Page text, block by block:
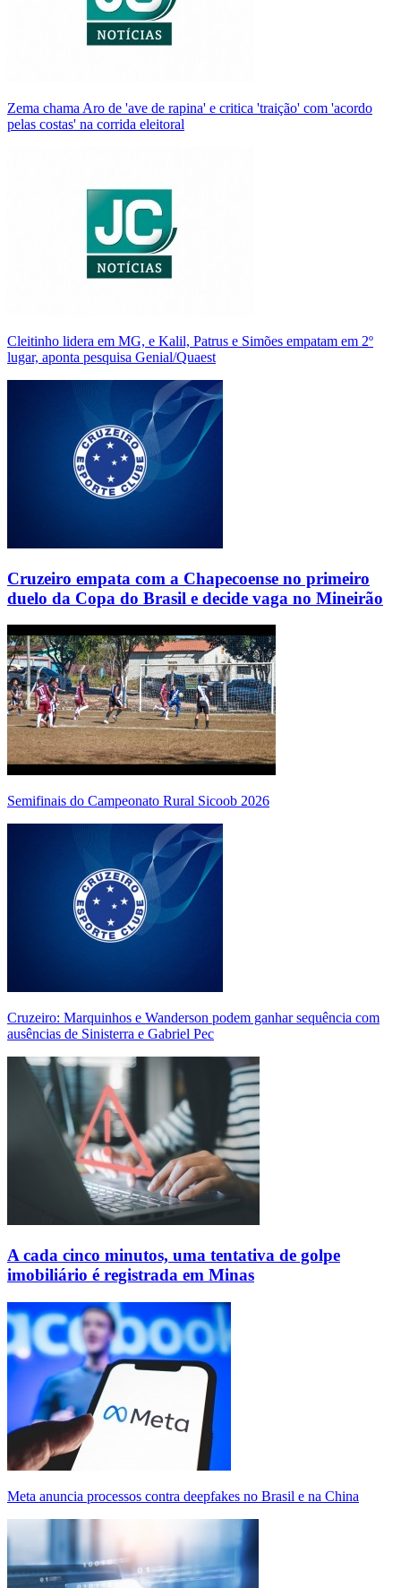
Zema chama Aro de 'ave de rapina' e critica 'traição' com 'acordo
pelas costas' na corrida eleitoral
Cleitinho lidera em MG, e Kalil, Patrus e Simões empatam em 2º
lugar, aponta pesquisa Genial/Quaest
Cruzeiro empata com a Chapecoense no primeiro
duelo da Copa do Brasil e decide vaga no Mineirão
Semifinais do Campeonato Rural Sicoob 2026
Cruzeiro: Marquinhos e Wanderson podem ganhar sequência com
ausências de Sinisterra e Gabriel Pec
A cada cinco minutos, uma tentativa de golpe
imobiliário é registrada em Minas
Meta anuncia processos contra deepfakes no Brasil e na China